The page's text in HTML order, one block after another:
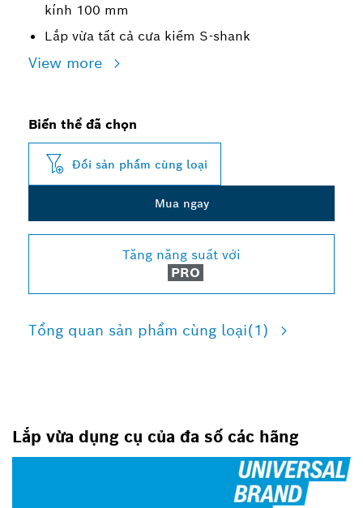
kính 100 mm
Lắp vừa tất cả cưa kiếm S-shank
View more
Biến thể đã chọn
Đổi sản phẩm cùng loại
Mua ngay
Tăng năng suất với
PRO
Tổng quan sản phẩm cùng loại(1)
Lắp vừa dụng cụ của đa số các hãng